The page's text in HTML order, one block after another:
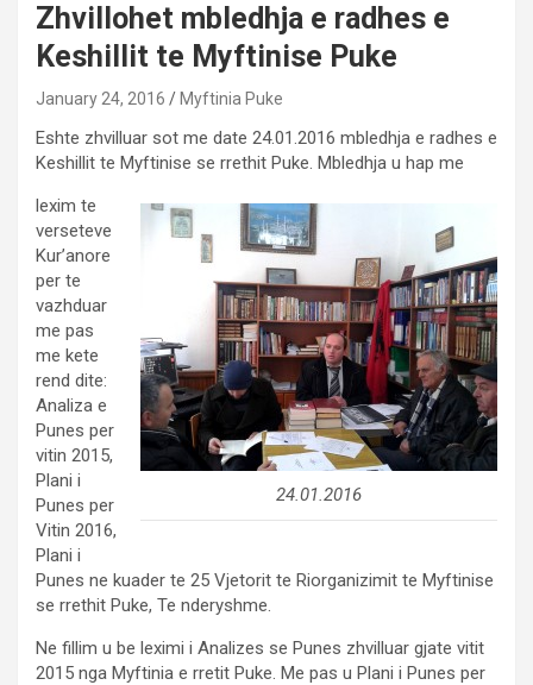
Zhvillohet mbledhja e radhes e
Keshillit te Myftinise Puke
January 24, 2016 Myftinia Puke
Eshte zhvilluar sot me date 24.01.2016 mbledhja e radhes e
Keshillit te Myftinise se rrethit Puke. Mbledhja u hap me
24.01.2016
lexim te
verseteve
Kur’anore
per te
vazhduar
me pas
me kete
rend dite:
Analiza e
Punes per
vitin 2015,
Plani i
Punes per
Vitin 2016,
Plani i
Punes ne kuader te 25 Vjetorit te Riorganizimit te Myftinise
se rrethit Puke, Te nderyshme.
Ne fillim u be leximi i Analizes se Punes zhvilluar gjate vitit
2015 nga Myftinia e rretit Puke. Me pas u Plani i Punes per